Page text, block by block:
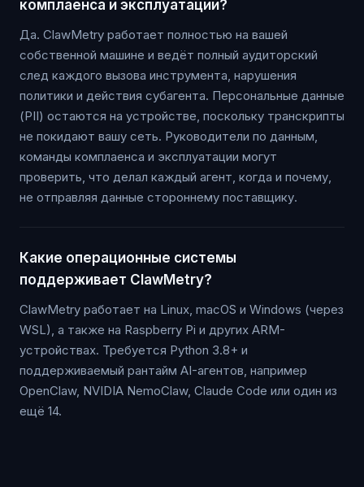
комплаенса и эксплуатации?
Да. ClawMetry работает полностью на вашей
собственной машине и ведёт полный аудиторский
след каждого вызова инструмента, нарушения
политики и действия субагента. Персональные данные
(PII) остаются на устройстве, поскольку транскрипты
не покидают вашу сеть. Руководители по данным,
команды комплаенса и эксплуатации могут
проверить, что делал каждый агент, когда и почему,
не отправляя данные стороннему поставщику.
Какие операционные системы
поддерживает ClawMetry?
ClawMetry работает на Linux, macOS и Windows (через
WSL), а также на Raspberry Pi и других ARM-
устройствах. Требуется Python 3.8+ и
поддерживаемый рантайм AI-агентов, например
OpenClaw, NVIDIA NemoClaw, Claude Code или один из
ещё 14.